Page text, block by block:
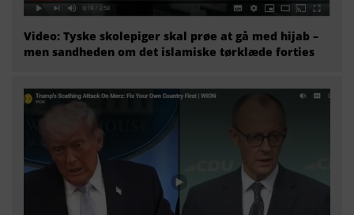
Video: Tyske skolepiger skal prøe at gå med hijab –
men sandheden om det islamiske tørklæde forties